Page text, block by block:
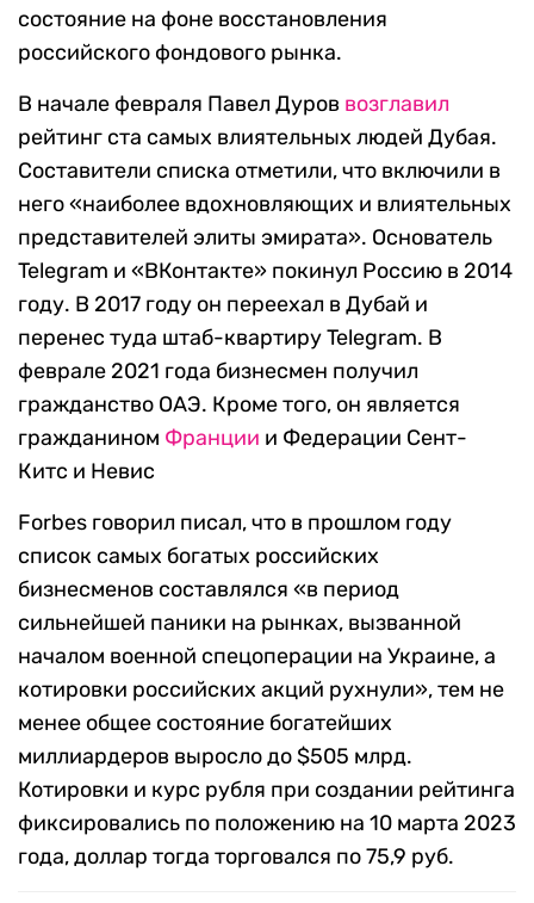
состояние на фоне восстановления
российского фондового рынка.
В начале февраля Павел Дуров возглавил
рейтинг ста самых влиятельных людей Дубая.
Составители списка отметили, что включили в
него «наиболее вдохновляющих и влиятельных
представителей элиты эмирата». Основатель
Telegram и «ВКонтакте» покинул Россию в 2014
году. В 2017 году он переехал в Дубай и
перенес туда штаб-квартиру Telegram. В
феврале 2021 года бизнесмен получил
гражданство ОАЭ. Кроме того, он является
гражданином Франции и Федерации Сент-
Китс и Невис
Forbes говорил писал, что в прошлом году
список самых богатых российских
бизнесменов составлялся «в период
сильнейшей паники на рынках, вызванной
началом военной спецоперации на Украине, а
котировки российских акций рухнули», тем не
менее общее состояние богатейших
миллиардеров выросло до $505 млрд.
Котировки и курс рубля при создании рейтинга
фиксировались по положению на 10 марта 2023
года, доллар тогда торговался по 75,9 руб.